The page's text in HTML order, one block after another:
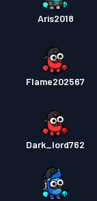
Aris2018
Flame202567
Dark_lord762